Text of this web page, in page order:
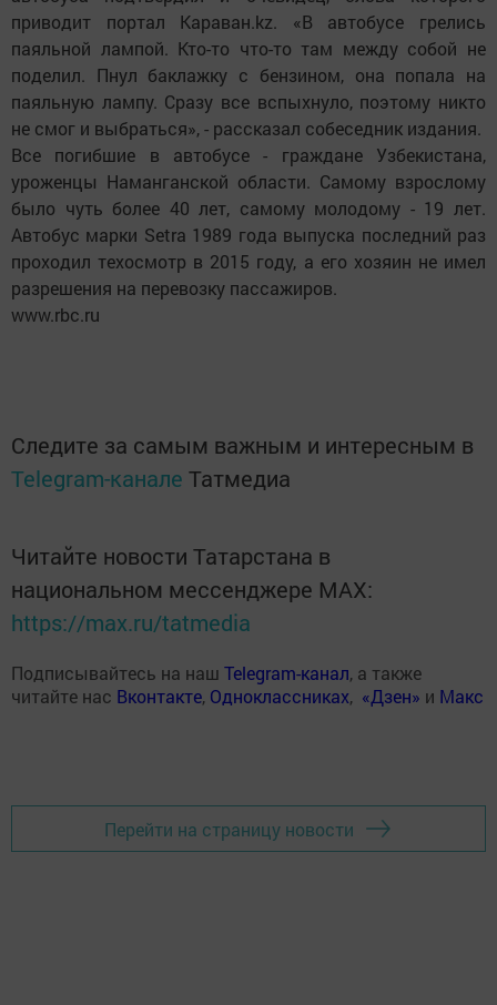
приводит портал Караван.kz. «В автобусе грелись
паяльной лампой. Кто-то что-то там между собой не
поделил. Пнул баклажку с бензином, она попала на
паяльную лампу. Сразу все вспыхнуло, поэтому никто
не смог и выбраться», - рассказал собеседник издания.
Все погибшие в автобусе - граждане Узбекистана,
уроженцы Наманганской области. Самому взрослому
было чуть более 40 лет, самому молодому - 19 лет.
Автобус марки Setra 1989 года выпуска последний раз
проходил техосмотр в 2015 году, а его хозяин не имел
разрешения на перевозку пассажиров.
www.rbc.ru
Следите за самым важным и интересным в
Telegram-канале Татмедиа
Читайте новости Татарстана в
национальном мессенджере MАХ:
https://max.ru/tatmedia
Подписывайтесь на наш Telegram-канал, а также
читайте нас Вконтакте, Одноклассниках, «Дзен» и Макс
Перейти на страницу новости